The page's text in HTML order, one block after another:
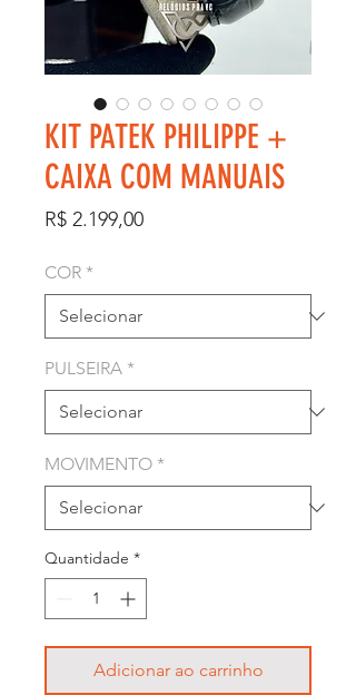
KIT PATEK PHILIPPE +
CAIXA COM MANUAIS
R$ 2.199,00Preço
COR *
PULSEIRA *
MOVIMENTO *
Quantidade *
Adicionar ao carrinho